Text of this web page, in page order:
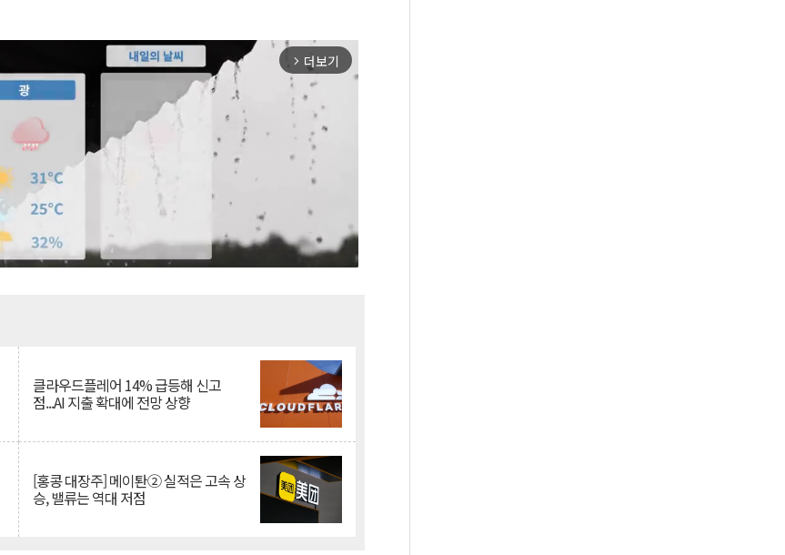
arrow_forward_ios 더보기
클라우드플레어 14% 급등해 신고
점...AI 지출 확대에 전망 상향
[홍콩 대장주] 메이퇀② 실적은 고속 상
승, 밸류는 역대 저점